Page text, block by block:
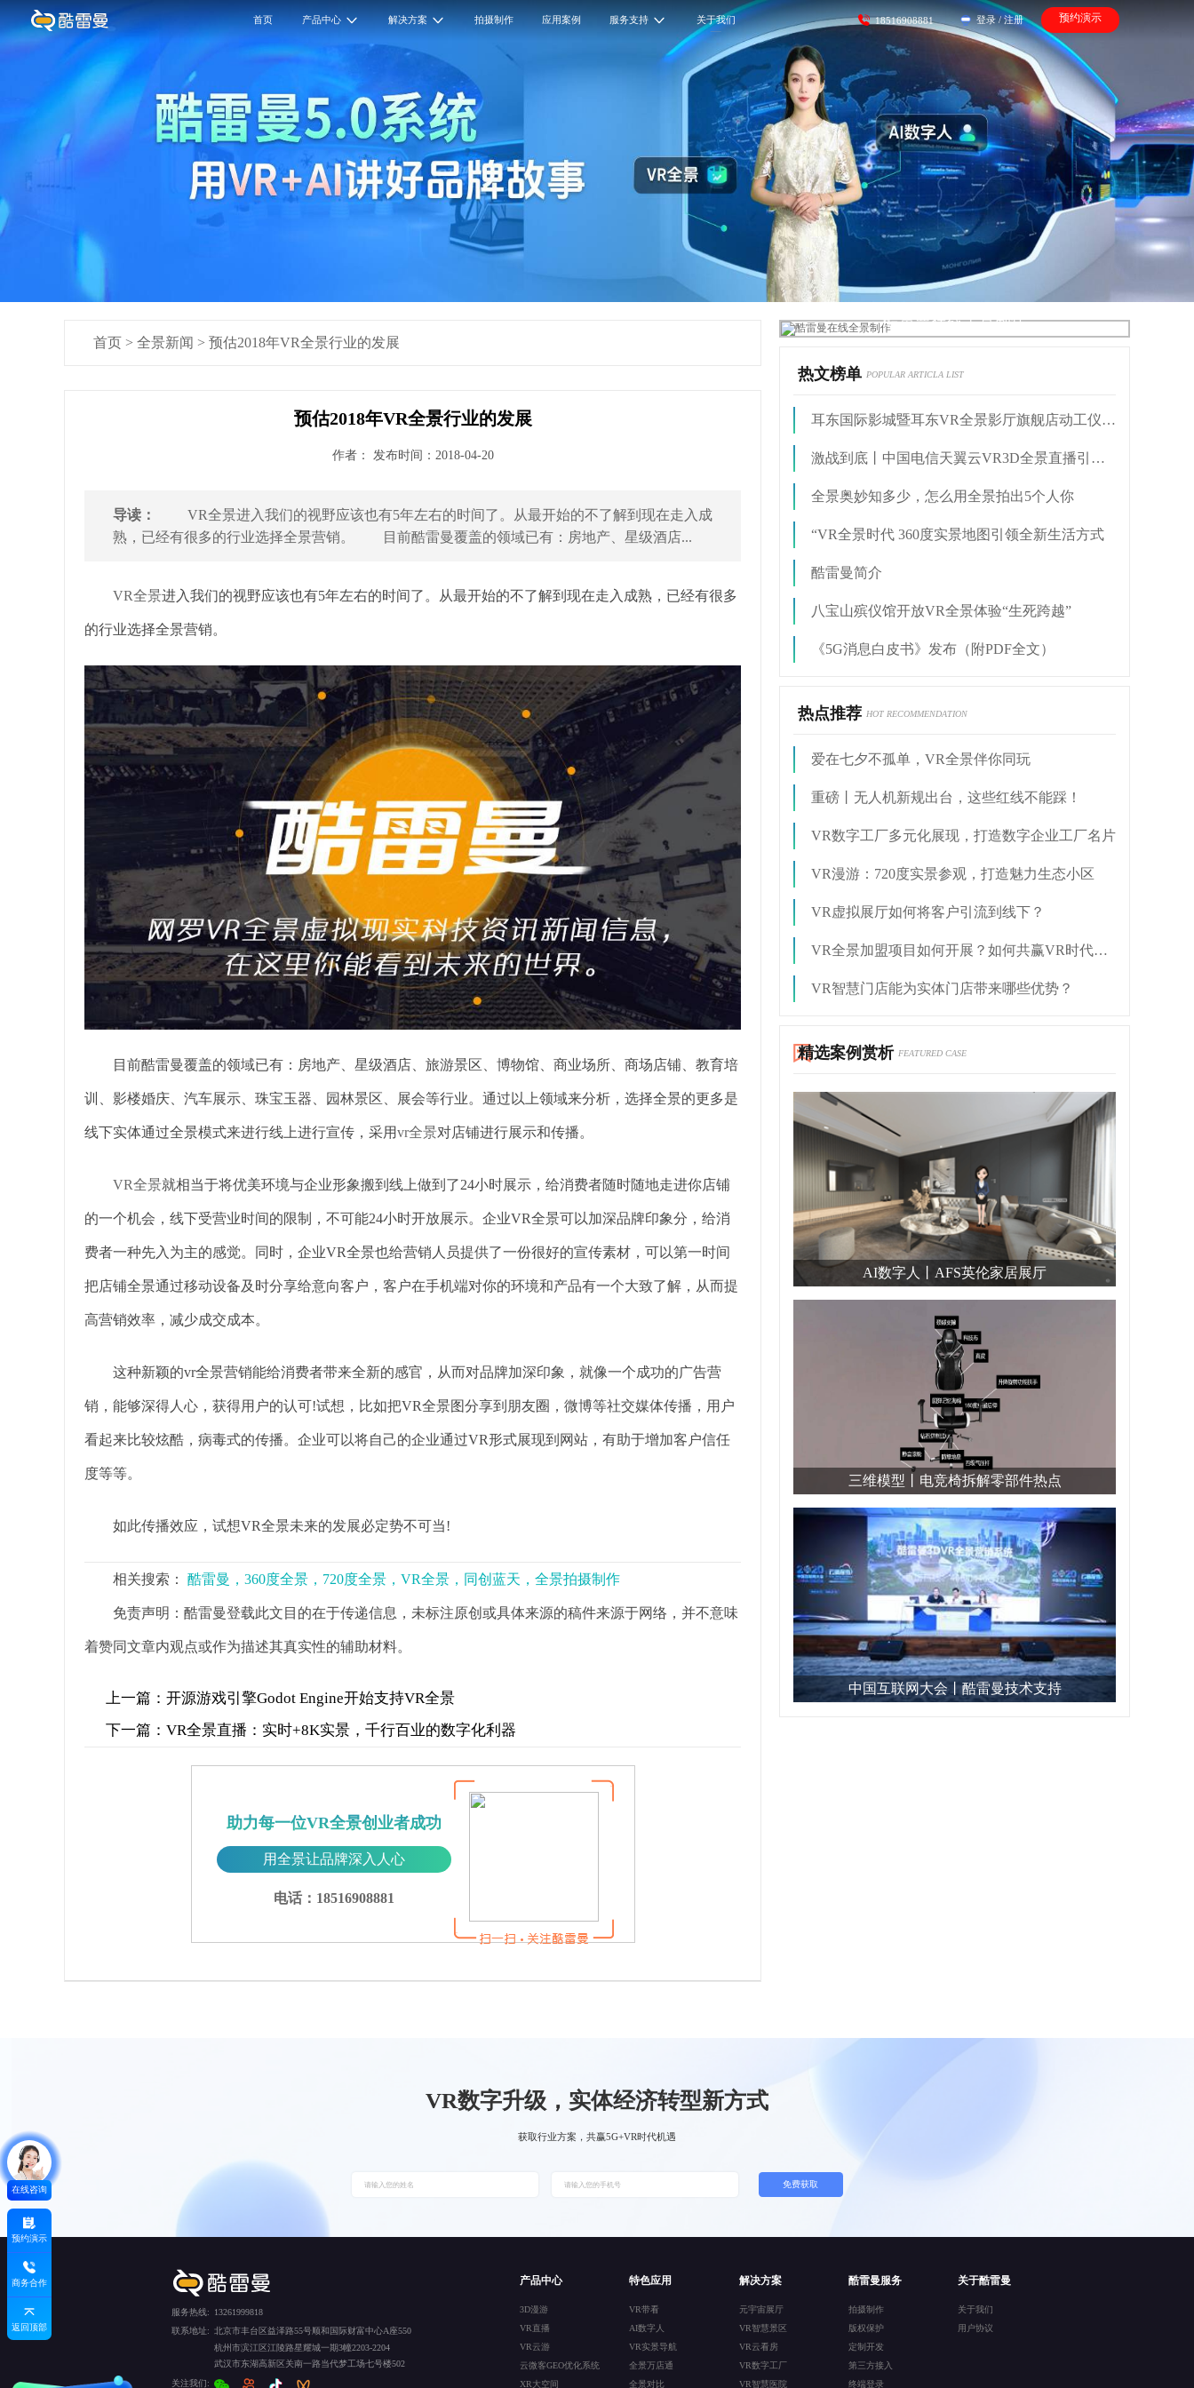
首页 产品中心 解决方案 拍摄制作 应用案例 服务支持 关于我们 18516908881 登录 / 注册 预约演示
首页 > 全景新闻 > 预估2018年VR全景行业的发展
预估2018年VR全景行业的发展
作者： 发布时间：2018-04-20
导读：
VR全景进入我们的视野应该也有5年左右的时间了。从最开始的不了解到现在走入成
熟，已经有很多的行业选择全景营销。 目前酷雷曼覆盖的领域已有：房地产、星级酒店...
VR全景进入我们的视野应该也有5年左右的时间了。从最开始的不了解到现在走入成熟，已经有很多
的行业选择全景营销。
目前酷雷曼覆盖的领域已有：房地产、星级酒店、旅游景区、博物馆、商业场所、商场店铺、教育培
训、影楼婚庆、汽车展示、珠宝玉器、园林景区、展会等行业。通过以上领域来分析，选择全景的更多是
线下实体通过全景模式来进行线上进行宣传，采用vr全景对店铺进行展示和传播。
VR全景就相当于将优美环境与企业形象搬到线上做到了24小时展示，给消费者随时随地走进你店铺
的一个机会，线下受营业时间的限制，不可能24小时开放展示。企业VR全景可以加深品牌印象分，给消
费者一种先入为主的感觉。同时，企业VR全景也给营销人员提供了一份很好的宣传素材，可以第一时间
把店铺全景通过移动设备及时分享给意向客户，客户在手机端对你的环境和产品有一个大致了解，从而提
高营销效率，减少成交成本。
这种新颖的vr全景营销能给消费者带来全新的感官，从而对品牌加深印象，就像一个成功的广告营
销，能够深得人心，获得用户的认可!试想，比如把VR全景图分享到朋友圈，微博等社交媒体传播，用户
看起来比较炫酷，病毒式的传播。企业可以将自己的企业通过VR形式展现到网站，有助于增加客户信任
度等等。
如此传播效应，试想VR全景未来的发展必定势不可当!
相关搜索： 酷雷曼，360度全景，720度全景，VR全景，同创蓝天，全景拍摄制作
免责声明：酷雷曼登载此文目的在于传递信息，未标注原创或具体来源的稿件来源于网络，并不意味
着赞同文章内观点或作为描述其真实性的辅助材料。
上一篇： 开源游戏引擎Godot Engine开始支持VR全景
下一篇： VR全景直播：实时+8K实景，千行百业的数字化利器
助力每一位VR全景创业者成功
用全景让品牌深入人心
电话：18516908881
酷雷曼在线全景制作
热文榜单 POPULAR ARTICLA LIST
耳东国际影城暨耳东VR全景影厅旗舰店动工仪式盛大举行
激战到底丨中国电信天翼云VR3D全景直播引燃拳击热火
全景奥妙知多少，怎么用全景拍出5个人你
“VR全景时代 360度实景地图引领全新生活方式
酷雷曼简介
八宝山殡仪馆开放VR全景体验“生死跨越”
《5G消息白皮书》发布（附PDF全文）
热点推荐 HOT RECOMMENDATION
爱在七夕不孤单，VR全景伴你同玩
重磅丨无人机新规出台，这些红线不能踩！
VR数字工厂多元化展现，打造数字企业工厂名片
VR漫游：720度实景参观，打造魅力生态小区
VR虚拟展厅如何将客户引流到线下？
VR全景加盟项目如何开展？如何共赢VR时代红利？
VR智慧门店能为实体门店带来哪些优势？
精选案例赏析 FEATURED CASE
AI数字人丨AFS英伦家居展厅
三维模型丨电竞椅拆解零部件热点
中国互联网大会丨酷雷曼技术支持
在线咨询
预约演示
商务合作
返回顶部
VR数字升级，实体经济转型新方式
获取行业方案，共赢5G+VR时代机遇
免费获取
服务热线:
13261999818
联系地址: 北京市丰台区益泽路55号顺和国际财富中心A座550
杭州市滨江区江陵路星耀城一期3幢2203-2204
武汉市东湖高新区关南一路当代梦工场七号楼502
关注我们:
产品中心
3D漫游
VR直播
VR云游
云微客GEO优化系统
XR大空间
特色应用
VR带看
AI数字人
VR实景导航
全景万店通
全景对比
解决方案
元宇宙展厅
VR智慧景区
VR云看房
VR数字工厂
VR智慧医院
酷雷曼服务
拍摄制作
版权保护
定制开发
第三方接入
终端登录
关于酷雷曼
关于我们
用户协议